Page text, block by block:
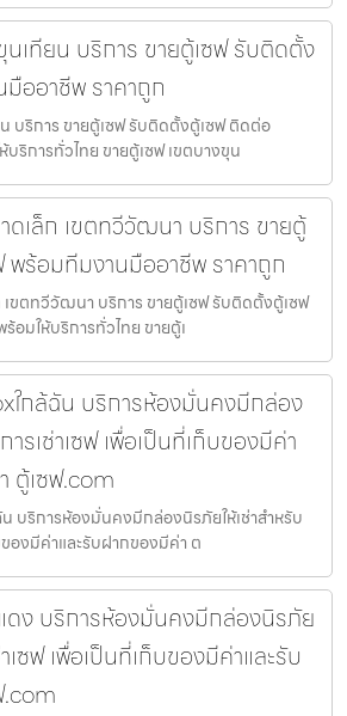
นเทียน บริการ ขายตู้เซฟ รับติดตั้ง
ออาชีพ ราคาถูก
บริการ ขายตู้เซฟ รับติดตั้งตู้เซฟ ติดต่อ
ริการทั่วไทย ขายตู้เซฟ เขตบางขุน
ดเล็ก เขตทวีวัฒนา บริการ ขายตู้
พร้อมทีมงานมืออาชีพ ราคาถูก
เขตทวีวัฒนา บริการ ขายตู้เซฟ รับติดตั้งตู้เซฟ
มให้บริการทั่วไทย ขายตู้เ
ใกล้ฉัน บริการห้องมั่นคงมีกล่อง
ารเช่าเซฟ เพื่อเป็นที่เก็บของมีค่า
ตู้เซฟ.com
บริการห้องมั่นคงมีกล่องนิรภัยให้เช่าสำหรับ
ของมีค่าและรับฝากของมีค่า ต
ดง บริการห้องมั่นคงมีกล่องนิรภัย
เซฟ เพื่อเป็นที่เก็บของมีค่าและรับ